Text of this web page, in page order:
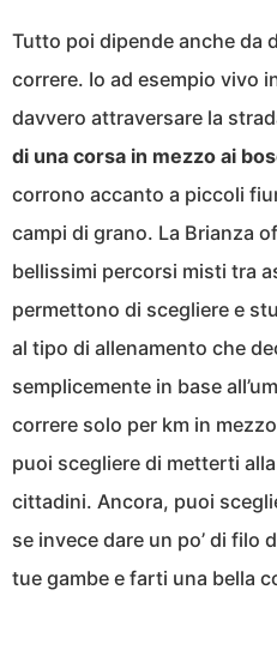
Tutto poi dipende anche da
correre. Io ad esempio vivo
davvero attraversare la
di una corsa in mezzo ai
corrono accanto a piccoli
campi di grano. La Brianza
bellissimi percorsi misti tra
permettono di scegliere e
al tipo di allenamento che
semplicemente in base
correre solo per km in
puoi scegliere di metterti
cittadini. Ancora, puoi
se invece dare un po’ di filo
tue gambe e farti una bella